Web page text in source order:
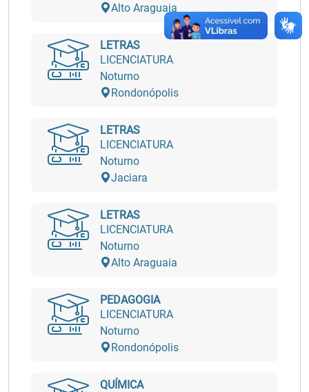
Alto Araguaia
LETRAS
LICENCIATURA
Noturno
Rondonópolis
LETRAS
LICENCIATURA
Noturno
Jaciara
LETRAS
LICENCIATURA
Noturno
Alto Araguaia
PEDAGOGIA
LICENCIATURA
Noturno
Rondonópolis
QUÍMICA